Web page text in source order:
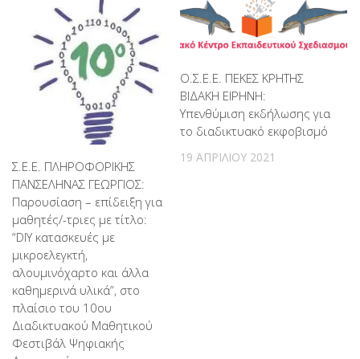
Σ.Ε.Ε. ΠΛΗΡΟΦΟΡΙΚΗΣ
ΠΑΝΣΕΛΗΝΑΣ ΓΕΩΡΓΙΟΣ:
Παρουσίαση – επίδειξη για
μαθητές/-τριες με τίτλο:
“DIY κατασκευές με
μικροελεγκτή,
αλουμινόχαρτο και άλλα
καθημερινά υλικά”, στο
πλαίσιο του 10ου
Διαδικτυακού Μαθητικού
Φεστιβάλ Ψηφιακής
Ο.Σ.Ε.Ε. ΠΕΚΕΣ ΚΡΗΤΗΣ
ΒΙΔΑΚΗ ΕΙΡΗΝΗ:
Υπενθύμιση εκδήλωσης για
το διαδικτυακό εκφοβισμό
19 ΑΠΡΙΛΊΟΥ 2021